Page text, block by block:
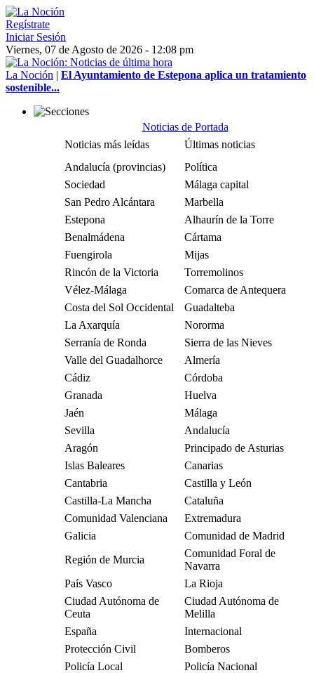
Regístrate
Iniciar Sesión
Viernes, 07 de Agosto de 2026 - 12:08 pm
La Noción | El Ayuntamiento de Estepona aplica un tratamiento
sostenible...
Noticias de Portada
Noticias más leídas
Últimas noticias
Andalucía (provincias)
Política
Sociedad
Málaga capital
San Pedro Alcántara
Marbella
Estepona
Alhaurín de la Torre
Benalmádena
Cártama
Fuengirola
Mijas
Rincón de la Victoria
Torremolinos
Vélez-Málaga
Comarca de Antequera
Costa del Sol Occidental
Guadalteba
La Axarquía
Nororma
Serranía de Ronda
Sierra de las Nieves
Valle del Guadalhorce
Almería
Cádiz
Córdoba
Granada
Huelva
Jaén
Málaga
Sevilla
Andalucía
Aragón
Principado de Asturias
Islas Baleares
Canarias
Cantabria
Castilla y León
Castilla-La Mancha
Cataluña
Comunidad Valenciana
Extremadura
Galicia
Comunidad de Madrid
Región de Murcia
Comunidad Foral de
Navarra
País Vasco
La Rioja
Ciudad Autónoma de
Ceuta
Ciudad Autónoma de
Melilla
España
Internacional
Protección Civil
Bomberos
Policía Local
Policía Nacional